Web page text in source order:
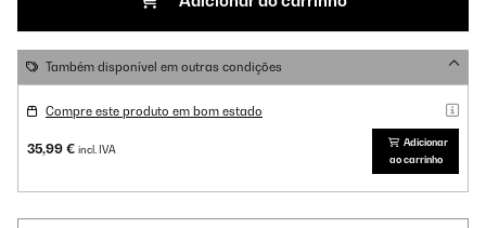
Também disponível em outras condições
Compre este produto em bom estado
35,99 € incl. IVA
Adicionar
ao carrinho